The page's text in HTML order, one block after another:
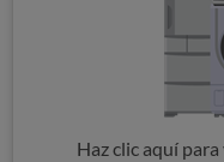
Haz clic aquí